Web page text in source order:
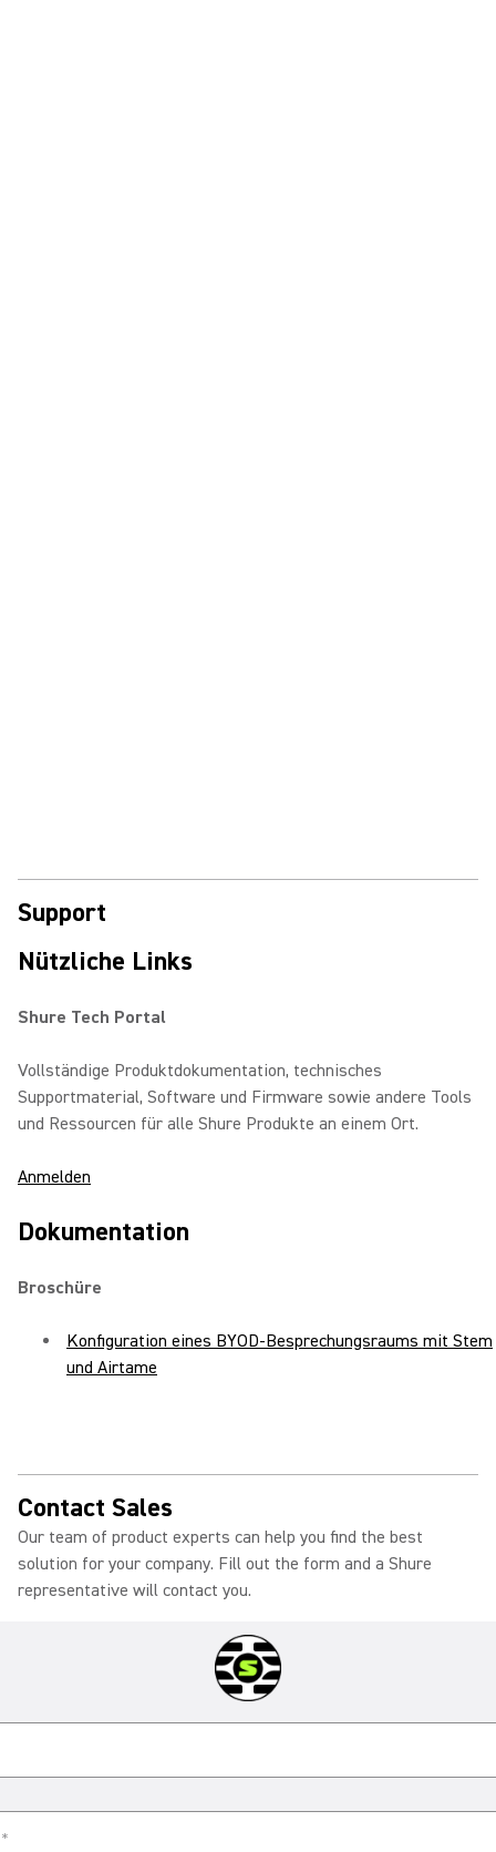
Support
Nützliche Links
Shure Tech Portal
Vollständige Produktdokumentation, technisches
Supportmaterial, Software und Firmware sowie andere Tools
und Ressourcen für alle Shure Produkte an einem Ort.
Anmelden
Dokumentation
Broschüre
Konfiguration eines BYOD-Besprechungsraums mit Stem
und Airtame
Contact Sales
Our team of product experts can help you find the best
solution for your company. Fill out the form and a Shure
representative will contact you.